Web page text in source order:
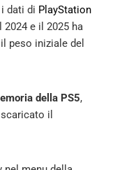
dati di PlayStation
2024 e il 2025 ha
peso iniziale del
della PS5,
il